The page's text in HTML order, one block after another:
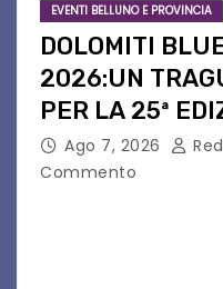
EVENTI BELLUNO E PROVINCIA
DOLOMITI
2026:UN
PER LA 25ª
PATRIMONIO
Ago 7, 2026
Commento